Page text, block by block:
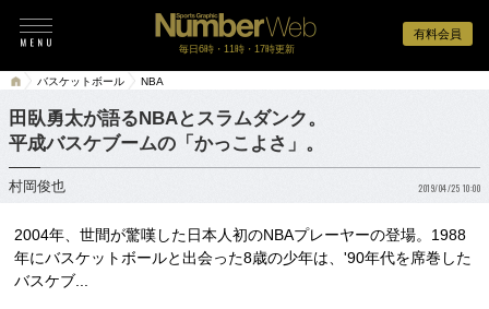
有料会員
毎日6時・11時・17時更新
バスケットボール NBA
田臥勇太が語るNBAとスラムダンク。
平成バスケブームの「かっこよさ」。
村岡俊也 2019/04/25 10:00
2004年、世間が驚嘆した日本人初のNBAプレーヤーの登場。1988
年にバスケットボールと出会った8歳の少年は、'90年代を席巻した
バスケブ...